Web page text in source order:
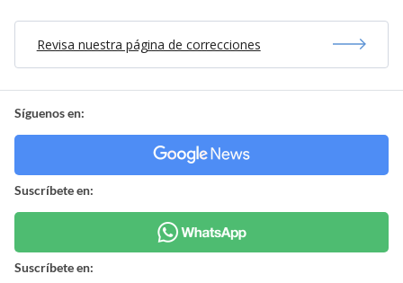
Revisa nuestra página de correcciones
Síguenos en:
Suscríbete en:
Suscríbete en: